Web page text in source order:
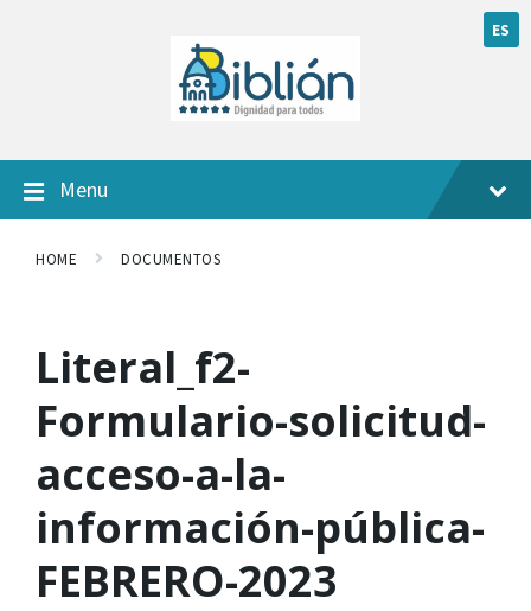
ES
Menu
HOME DOCUMENTOS
Literal_f2-
Formulario-solicitud-
acceso-a-la-
información-pública-
FEBRERO-2023